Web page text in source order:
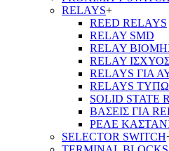
RELAYS+
REED RELAYS
RELAY SMD
RELAY
RELAY
RELAYS ΓΙΑ
RELAYS
SOLID STATE
ΒΑΣΕΙΣ ΓΙΑ
ΡΕΛΕ
SELECTOR SWITCH